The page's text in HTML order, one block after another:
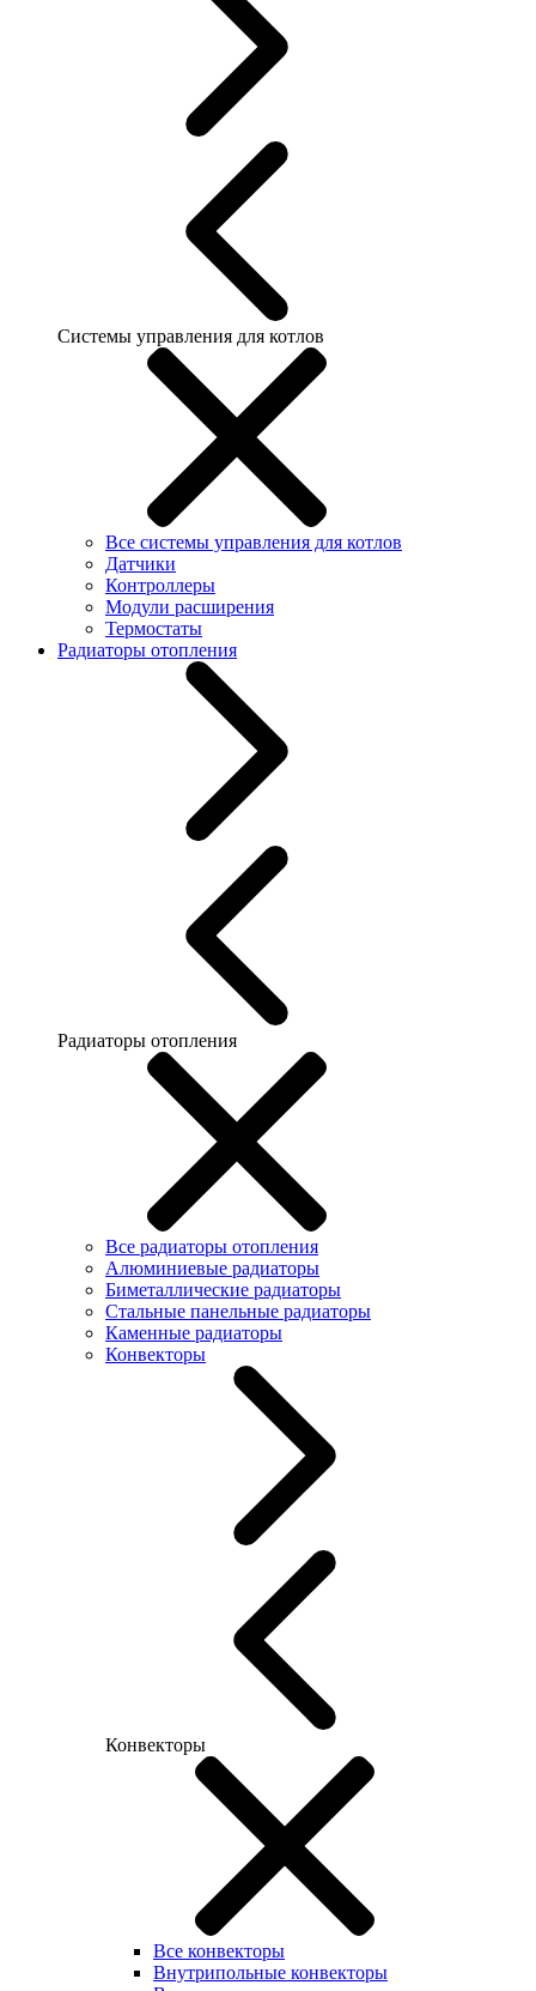
Системы управления для котлов
Все системы управления для котлов
Датчики
Контроллеры
Модули расширения
Термостаты
Радиаторы отопления
Радиаторы отопления
Все радиаторы отопления
Алюминиевые радиаторы
Биметаллические радиаторы
Стальные панельные радиаторы
Каменные радиаторы
Конвекторы
Конвекторы
Все конвекторы
Внутрипольные конвекторы